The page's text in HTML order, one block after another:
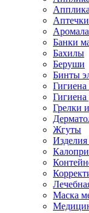
Аптечки
Банки
Бахилы
Беруши
Бинты
Гигиена
Грелки
Жгуты
Маска